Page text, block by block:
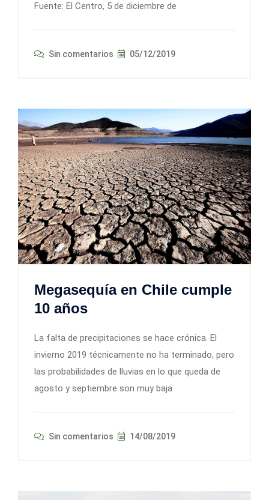
Fuente: El Centro, 5 de diciembre de
Sin comentarios 05/12/2019
Megasequía en Chile cumple
10 años
La falta de precipitaciones se hace crónica. El
invierno 2019 técnicamente no ha terminado, pero
las probabilidades de lluvias en lo que queda de
agosto y septiembre son muy baja
Sin comentarios 14/08/2019